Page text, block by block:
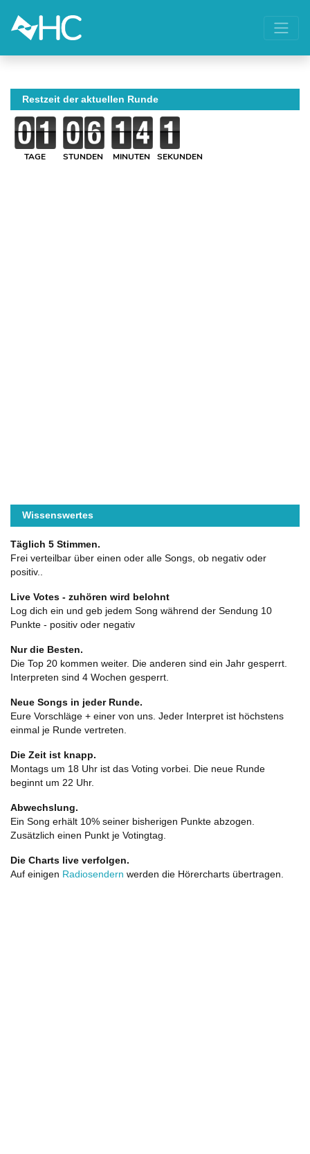
Restzeit der aktuellen Runde
TAGE STUNDEN MINUTEN SEKUNDEN
Wissenswertes
Täglich 5 Stimmen.
Frei verteilbar über einen oder alle Songs, ob negativ oder
positiv..
Live Votes - zuhören wird belohnt
Log dich ein und geb jedem Song während der Sendung 10
Punkte - positiv oder negativ
Nur die Besten.
Die Top 20 kommen weiter. Die anderen sind ein Jahr gesperrt.
Interpreten sind 4 Wochen gesperrt.
Neue Songs in jeder Runde.
Eure Vorschläge + einer von uns. Jeder Interpret ist höchstens
einmal je Runde vertreten.
Die Zeit ist knapp.
Montags um 18 Uhr ist das Voting vorbei. Die neue Runde
beginnt um 22 Uhr.
Abwechslung.
Ein Song erhält 10% seiner bisherigen Punkte abzogen.
Zusätzlich einen Punkt je Votingtag.
Die Charts live verfolgen.
Auf einigen Radiosendern werden die Hörercharts übertragen.